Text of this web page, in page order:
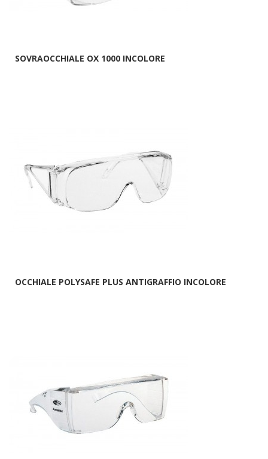
SOVRAOCCHIALE OX 1000 INCOLORE
OCCHIALE POLYSAFE PLUS ANTIGRAFFIO INCOLORE